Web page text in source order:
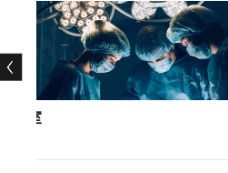
M133系列的主要特點之一是其
和MIL-STD-810測試，這意味著
見的極端溫度、衝擊、振動和其
惡劣條件下作業的工人來說，這